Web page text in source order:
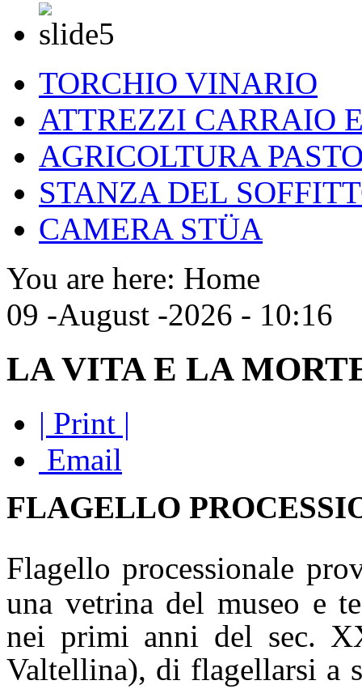
TORCHIO VINARIO
ATTREZZI CARRAIO
AGRICOLTURA
STANZA DEL
CAMERA STÜA
You are here: Home
09 -August -2026 - 10:16
LA VITA E LA
| Print |
Email
FLAGELLO
Flagello processionale
una vetrina del museo e
nei primi anni del sec.
Valtellina), di flagellarsi a